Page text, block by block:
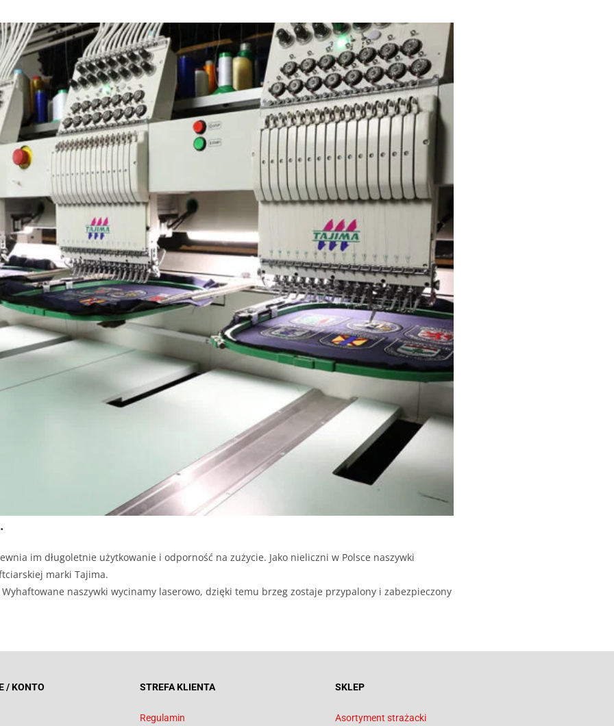
im długoletnie użytkowanie i odporność na zużycie. Jako nieliczni w Polsce naszywki
marki Tajima.
naszywki wycinamy laserowo, dzięki temu brzeg zostaje przypalony i zabezpieczony
/ KONTO STREFA KLIENTA
Regulamin
SKLEP
Asortyment strażacki